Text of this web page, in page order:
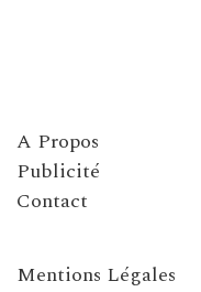
A Propos
Publicité
Contact
Mentions Légales